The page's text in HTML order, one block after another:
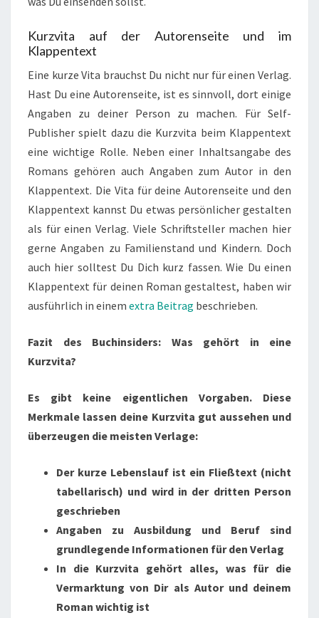
Kurzvita auf der Autorenseite und im
Klappentext
Eine kurze Vita brauchst Du nicht nur für einen Verlag.
Hast Du eine Autorenseite, ist es sinnvoll, dort einige
Angaben zu deiner Person zu machen. Für Self-
Publisher spielt dazu die Kurzvita beim Klappentext
eine wichtige Rolle. Neben einer Inhaltsangabe des
Romans gehören auch Angaben zum Autor in den
Klappentext. Die Vita für deine Autorenseite und den
Klappentext kannst Du etwas persönlicher gestalten
als für einen Verlag. Viele Schriftsteller machen hier
gerne Angaben zu Familienstand und Kindern. Doch
auch hier solltest Du Dich kurz fassen. Wie Du einen
Klappentext für deinen Roman gestaltest, haben wir
ausführlich in einem extra Beitrag beschrieben.
Fazit des Buchinsiders: Was gehört in eine
Kurzvita?
Es gibt keine eigentlichen Vorgaben. Diese
Merkmale lassen deine Kurzvita gut aussehen und
überzeugen die meisten Verlage:
Der kurze Lebenslauf ist ein Fließtext (nicht
tabellarisch) und wird in der dritten Person
geschrieben
Angaben zu Ausbildung und Beruf sind
grundlegende Informationen für den Verlag
In die Kurzvita gehört alles, was für die
Vermarktung von Dir als Autor und deinem
Roman wichtig ist